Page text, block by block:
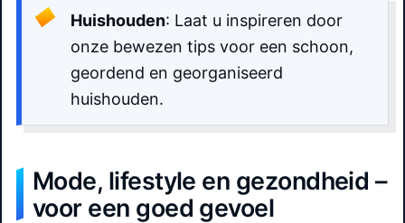
Huishouden: Laat u inspireren door
onze bewezen tips voor een schoon,
geordend en georganiseerd
huishouden.
Mode, lifestyle en gezondheid –
voor een goed gevoel